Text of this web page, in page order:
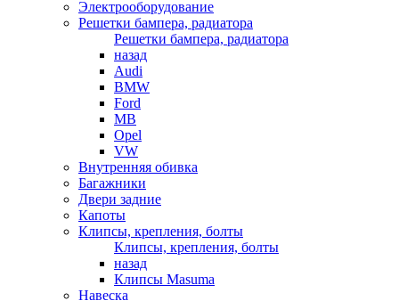
Электрооборудование
Решетки бампера, радиатора
Решетки бампера, радиатора
назад
Audi
BMW
Ford
MB
Opel
VW
Внутренняя обивка
Багажники
Двери задние
Капоты
Клипсы, крепления, болты
Клипсы, крепления, болты
назад
Клипсы Masuma
Навеска